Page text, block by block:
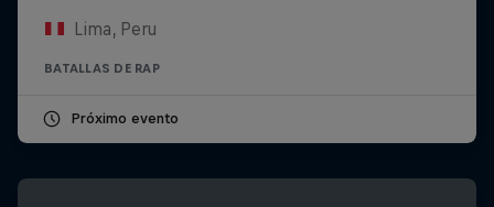
Lima, Peru
BATALLAS DE RAP
Próximo evento